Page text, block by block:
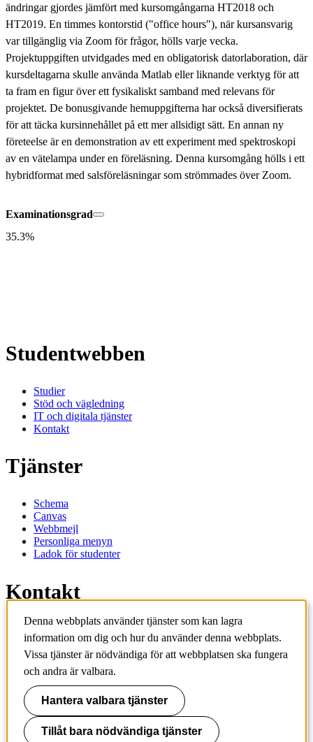
ändringar gjordes jämfört med kursomgångarna HT2018 och
HT2019. En timmes kontorstid ("office hours"), när kursansvarig
var tillgänglig via Zoom för frågor, hölls varje vecka.
Projektuppgiften utvidgades med en obligatorisk datorlaboration, där
kursdeltagarna skulle använda Matlab eller liknande verktyg för att
ta fram en figur över ett fysikaliskt samband med relevans för
projektet. De bonusgivande hemuppgifterna har också diversifierats
för att täcka kursinnehållet på ett mer allsidigt sätt. En annan ny
företeelse är en demonstration av ett experiment med spektroskopi
av en vätelampa under en föreläsning. Denna kursomgång hölls i ett
hybridformat med salsföreläsningar som strömmades över Zoom.
Examinationsgrad
35.3%
Studentwebben
Studier
Stöd och vägledning
IT och digitala tjänster
Kontakt
Tjänster
Schema
Canvas
Webbmejl
Personliga menyn
Ladok för studenter
Kontakt
Kontakta utbildningsprogram
Kontakta kurs
IT-support
KTH Entré
KTH
100 44 Stockholm
+46 8 790 60 00
Denna webbplats använder tjänster som kan lagra
information om dig och hur du använder denna webbplats.
Vissa tjänster är nödvändiga för att webbplatsen ska fungera
och andra är valbara.
Hantera valbara tjänster
Tillåt bara nödvändiga tjänster